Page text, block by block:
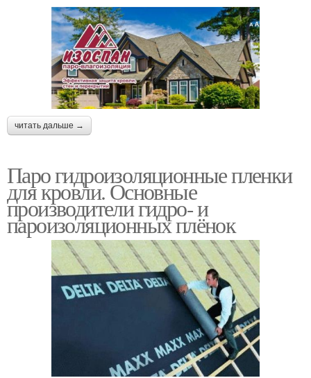
читать дальше →
Паро гидроизоляционные пленки
для кровли. Основные
производители гидро- и
пароизоляционных плёнок